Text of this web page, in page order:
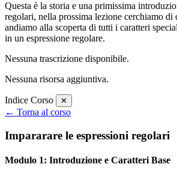
Questa è la storia e una primissima
regolari, nella prossima lezione cerchiamo di
andiamo alla scoperta di tutti i caratteri
in un espressione regolare.
Nessuna trascrizione disponibile.
Nessuna risorsa aggiuntiva.
Indice Corso ✕
← Torna al corso
Impararare le espressioni regolari
Modulo 1: Introduzione e Caratteri Base